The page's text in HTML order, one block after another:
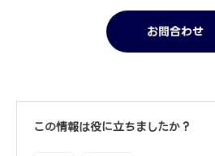
お問合わせ
この情報は役に立ちましたか？